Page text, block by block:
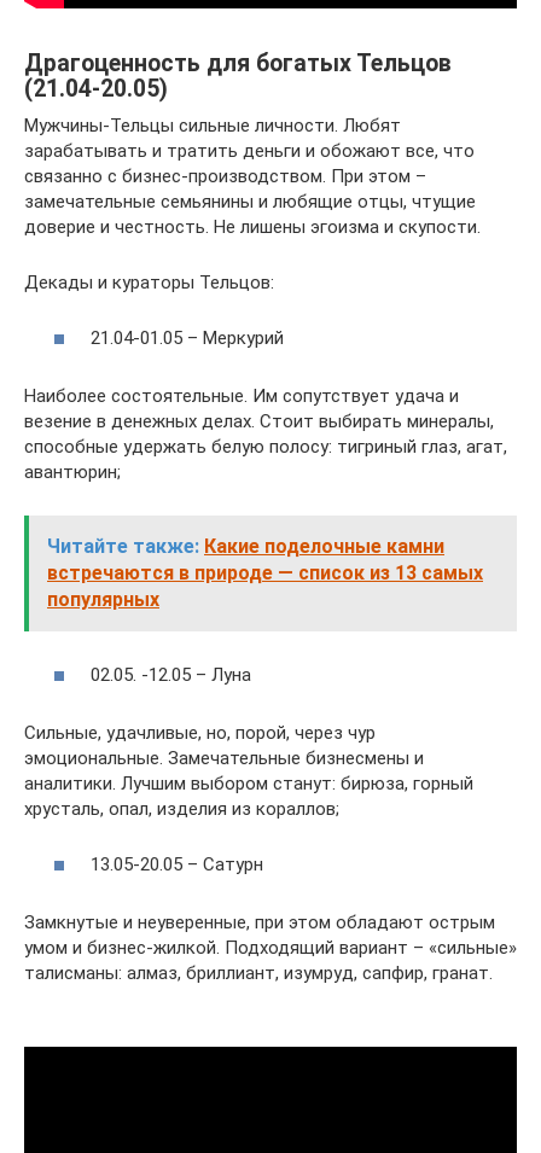
Драгоценность для богатых Тельцов
(21.04-20.05)
Мужчины-Тельцы сильные личности. Любят
зарабатывать и тратить деньги и обожают все, что
связанно с бизнес-производством. При этом –
замечательные семьянины и любящие отцы, чтущие
доверие и честность. Не лишены эгоизма и скупости.
Декады и кураторы Тельцов:
21.04-01.05 – Меркурий
Наиболее состоятельные. Им сопутствует удача и
везение в денежных делах. Стоит выбирать минералы,
способные удержать белую полосу: тигриный глаз, агат,
авантюрин;
Читайте также: Какие поделочные камни
встречаются в природе — список из 13 самых
популярных
02.05. -12.05 – Луна
Сильные, удачливые, но, порой, через чур
эмоциональные. Замечательные бизнесмены и
аналитики. Лучшим выбором станут: бирюза, горный
хрусталь, опал, изделия из кораллов;
13.05-20.05 – Сатурн
Замкнутые и неуверенные, при этом обладают острым
умом и бизнес-жилкой. Подходящий вариант – «сильные»
талисманы: алмаз, бриллиант, изумруд, сапфир, гранат.